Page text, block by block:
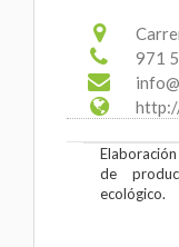
971
de
ecológico.